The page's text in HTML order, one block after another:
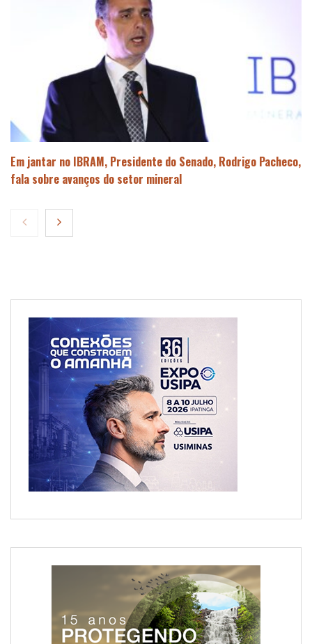
Em jantar no IBRAM, Presidente do Senado, Rodrigo Pacheco,
fala sobre avanços do setor mineral